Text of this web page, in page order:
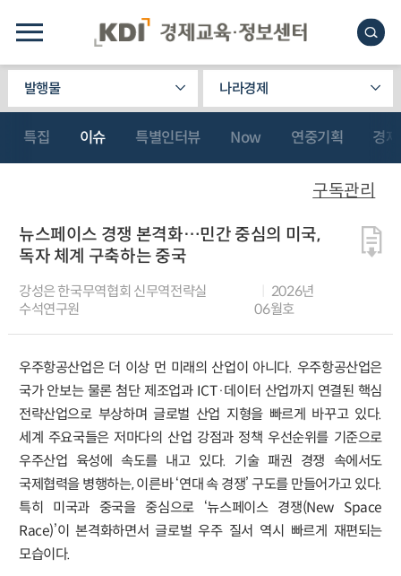
발행물 나라경제
특집 이슈 특별인터뷰 Now 연중기획 경
뉴스페이스 경쟁 본격화…민간 중심의 미국,
독자 체계 구축하는 중국
강성은 한국무역협회 신무역전략실
수석연구원
2026년
06월호
우주항공산업은 더 이상 먼 미래의 산업이 아니다. 우주항공산업은
국가 안보는 물론 첨단 제조업과 ICT·데이터 산업까지 연결된 핵심
전략산업으로 부상하며 글로벌 산업 지형을 빠르게 바꾸고 있다.
세계 주요국들은 저마다의 산업 강점과 정책 우선순위를 기준으로
우주산업 육성에 속도를 내고 있다. 기술 패권 경쟁 속에서도
국제협력을 병행하는, 이른바 ‘연대 속 경쟁’ 구도를 만들어가고 있다.
특히 미국과 중국을 중심으로 ‘뉴스페이스 경쟁(New Space
Race)’이 본격화하면서 글로벌 우주 질서 역시 빠르게 재편되는
모습이다.
구독관리